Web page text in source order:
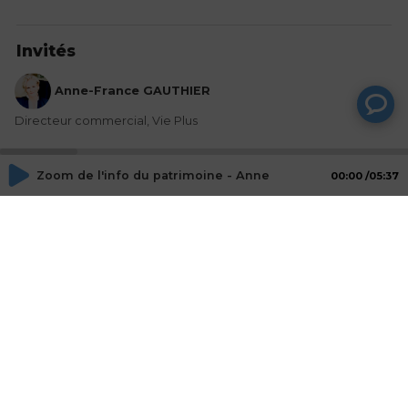
Invités
Anne-France GAUTHIER
Directeur commercial, Vie Plus
Actions
Zoom de l'info du patrimoine - Anne France GAUTHIER,
00:00 05:37